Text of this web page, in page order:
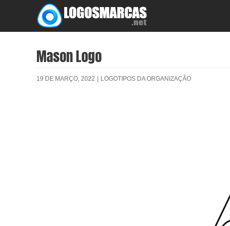
content
Mason Logo
19 DE MARÇO, 2022 | LOGOTIPOS DA ORGANIZAÇÃO